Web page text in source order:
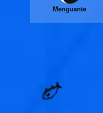
Menguante